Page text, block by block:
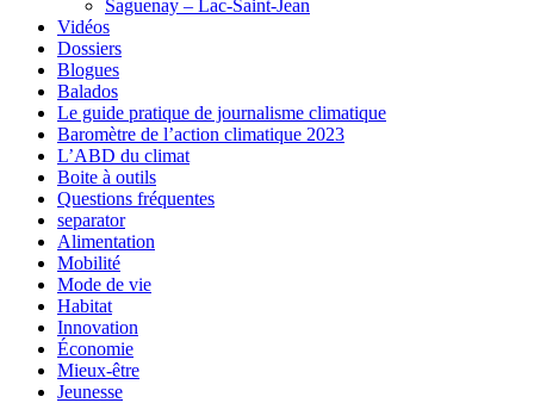
Saguenay – Lac-Saint-Jean
Vidéos
Dossiers
Blogues
Balados
Le guide pratique de journalisme climatique
Baromètre de l’action climatique 2023
L’ABD du climat
Boite à outils
Questions fréquentes
separator
Alimentation
Mobilité
Mode de vie
Habitat
Innovation
Économie
Mieux-être
Jeunesse